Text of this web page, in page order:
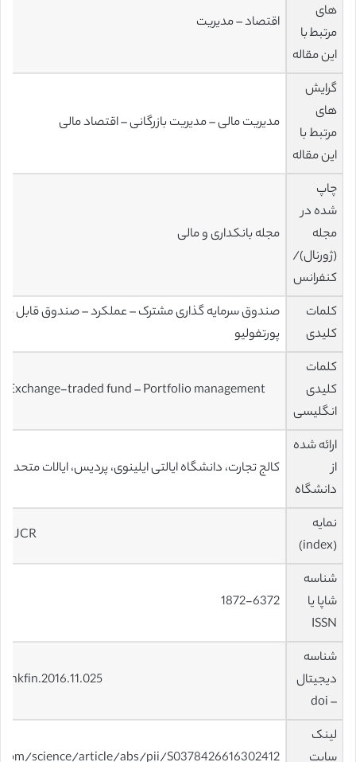
های
مرتبط با
این مقاله
اقتصاد – مدیریت
گرایش
های
مرتبط با
این مقاله
مدیریت مالی – مدیریت بازرگانی – اقتصاد مالی
چاپ
شده در
مجله
(ژورنال)/
کنفرانس
مجله بانکداری و مالی
کلمات
کلیدی
صندوق سرمایه گذاری مشترک – عملکرد – صندوق قابل
پورتفولیو
کلمات
کلیدی
انگلیسی
Exchange-traded fund – Portfolio management
ارائه شده
از
دانشگاه
کالج تجارت، دانشگاه ایالتی ایلینوی، پردیس، ایالات متحده
نمایه
(index)
JCR
شناسه
شاپا یا
ISSN
1872-6372
شناسه
دیجیتال
– doi
لینک
سایت
science/article/abs/pii/S0378426616302412